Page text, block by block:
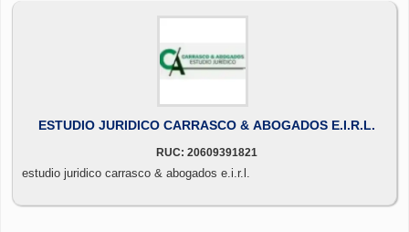
ESTUDIO JURIDICO CARRASCO & ABOGADOS E.I.R.L.
RUC: 20609391821
estudio juridico carrasco & abogados e.i.r.l.